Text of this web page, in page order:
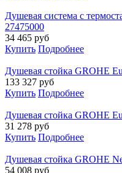
Душевая система с
27475000
34 465 руб
Купить Подробнее
Душевая стойка GROHE
133 327 руб
Купить Подробнее
Душевая стойка GROHE
31 278 руб
Купить Подробнее
Душевая стойка GROHE
54 008 руб